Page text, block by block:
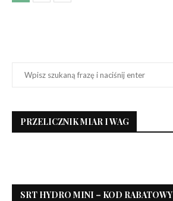
PRZELICZNIK MIAR I WAG
SRT HYDRO MINI – KOD RABATOWY